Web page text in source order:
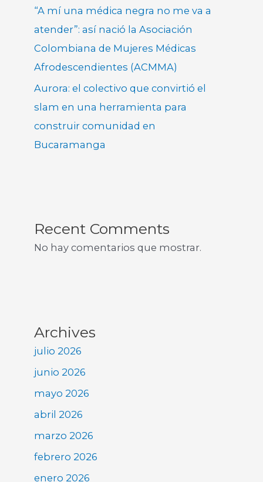
“A mí una médica negra no me va a
atender”: así nació la Asociación
Colombiana de Mujeres Médicas
Afrodescendientes (ACMMA)
Aurora: el colectivo que convirtió el
slam en una herramienta para
construir comunidad en
Bucaramanga
Recent Comments
No hay comentarios que mostrar.
Archives
julio 2026
junio 2026
mayo 2026
abril 2026
marzo 2026
febrero 2026
enero 2026